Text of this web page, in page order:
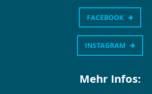
FACEBOOK
INSTAGRAM
Mehr Infos: